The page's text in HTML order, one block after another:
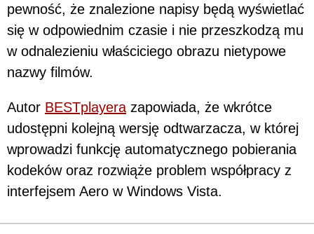
pewność, że znalezione napisy będą wyświetlać
się w odpowiednim czasie i nie przeszkodzą mu
w odnalezieniu właściciego obrazu nietypowe
nazwy filmów.
Autor BESTplayera zapowiada, że wkrótce
udostępni kolejną wersję odtwarzacza, w której
wprowadzi funkcję automatycznego pobierania
kodeków oraz rozwiąże problem współpracy z
interfejsem Aero w Windows Vista.